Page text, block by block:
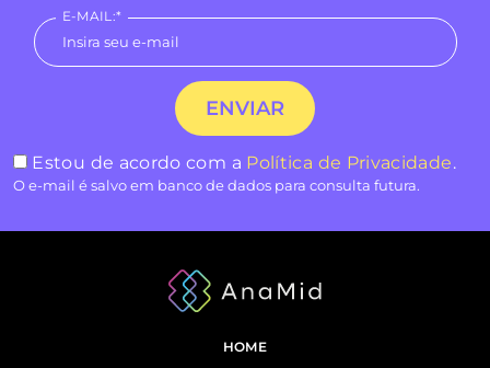
E-MAIL:*
Estou de acordo com a Política de Privacidade.
O e-mail é salvo em banco de dados para consulta futura.
HOME